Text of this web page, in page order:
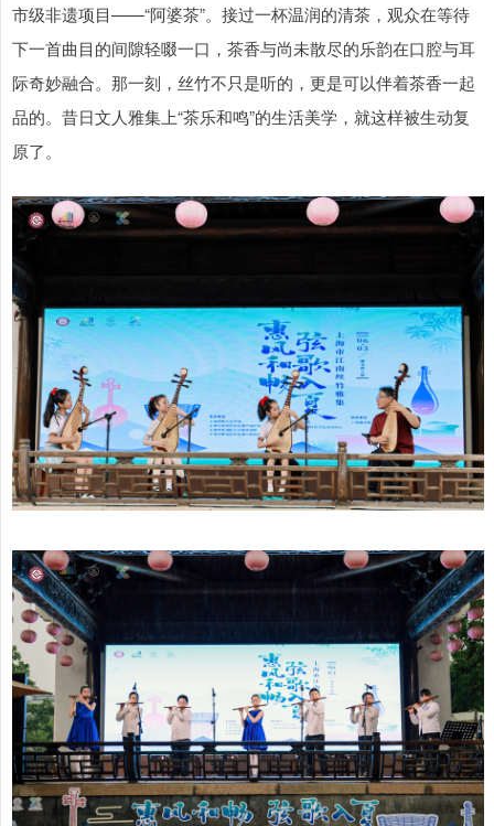
市级非遗项目——“阿婆茶”。接过一杯温润的清茶，观众在等待
下一首曲目的间隙轻啜一口，茶香与尚未散尽的乐韵在口腔与耳
际奇妙融合。那一刻，丝竹不只是听的，更是可以伴着茶香一起
品的。昔日文人雅集上“茶乐和鸣”的生活美学，就这样被生动复
原了。